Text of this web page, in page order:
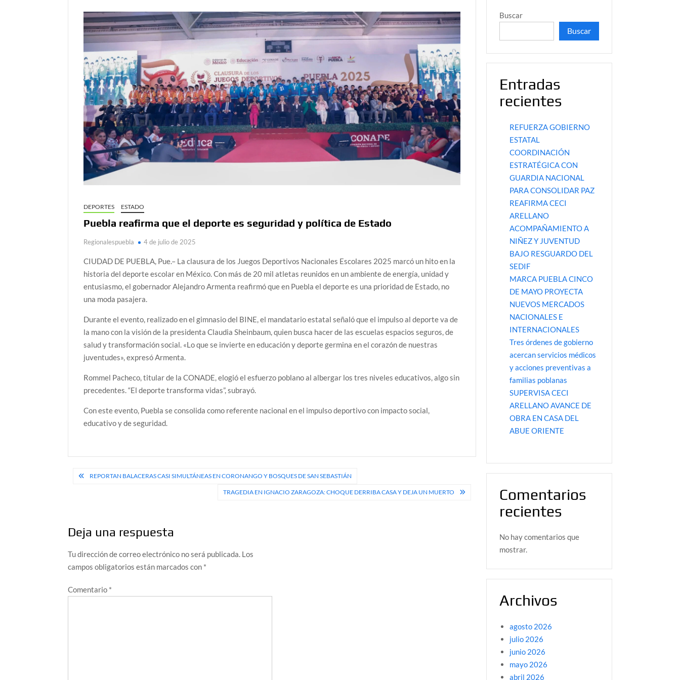
DEPORTES ESTADO
Puebla reafirma que el deporte es seguridad y política de Estado
Regionalespuebla 4 de julio de 2025
CIUDAD DE PUEBLA, Pue.– La clausura de los Juegos Deportivos Nacionales Escolares 2025 marcó un hito en la
historia del deporte escolar en México. Con más de 20 mil atletas reunidos en un ambiente de energía, unidad y
entusiasmo, el gobernador Alejandro Armenta reafirmó que en Puebla el deporte es una prioridad de Estado, no
una moda pasajera.
Durante el evento, realizado en el gimnasio del BINE, el mandatario estatal señaló que el impulso al deporte va de
la mano con la visión de la presidenta Claudia Sheinbaum, quien busca hacer de las escuelas espacios seguros, de
salud y transformación social. «Lo que se invierte en educación y deporte germina en el corazón de nuestras
juventudes», expresó Armenta.
Rommel Pacheco, titular de la CONADE, elogió el esfuerzo poblano al albergar los tres niveles educativos, algo sin
precedentes. “El deporte transforma vidas”, subrayó.
Con este evento, Puebla se consolida como referente nacional en el impulso deportivo con impacto social,
educativo y de seguridad.
Navegación
REPORTAN BALACERAS CASI SIMULTÁNEAS EN CORONANGO Y BOSQUES DE SAN SEBASTIÁN
TRAGEDIA EN IGNACIO ZARAGOZA: CHOQUE DERRIBA CASA Y DEJA UN MUERTO
Deja una respuesta
Tu dirección de correo electrónico no será publicada. Los
campos obligatorios están marcados con *
Comentario *
Buscar
Buscar
Entradas
recientes
REFUERZA GOBIERNO
ESTATAL
COORDINACIÓN
ESTRATÉGICA CON
GUARDIA NACIONAL
PARA CONSOLIDAR PAZ
REAFIRMA CECI
ARELLANO
ACOMPAÑAMIENTO A
NIÑEZ Y JUVENTUD
BAJO RESGUARDO DEL
SEDIF
MARCA PUEBLA CINCO
DE MAYO PROYECTA
NUEVOS MERCADOS
NACIONALES E
INTERNACIONALES
Tres órdenes de gobierno
acercan servicios médicos
y acciones preventivas a
familias poblanas
SUPERVISA CECI
ARELLANO AVANCE DE
OBRA EN CASA DEL
ABUE ORIENTE
Comentarios
recientes
No hay comentarios que
mostrar.
Archivos
agosto 2026
julio 2026
junio 2026
mayo 2026
abril 2026